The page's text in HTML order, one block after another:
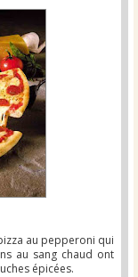
au pepperoni qui
au sang chaud ont
épicées.